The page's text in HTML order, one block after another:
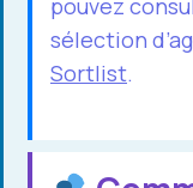
pouvez
sélection
Sortlist.